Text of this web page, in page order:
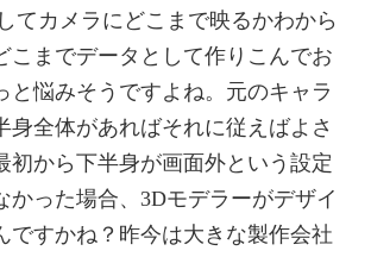
てカメラにどこまで映るかわから
こまでデータとして作りこんでお
と悩みそうですよね。元のキャラ
身全体があればそれに従えばよさ
初から下半身が画面外という設定
かった場合、3Dモデラーがデザイ
ですかね？昨今は大きな製作会社